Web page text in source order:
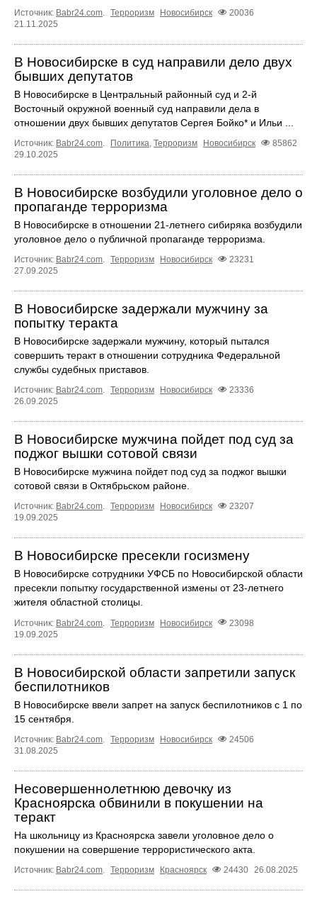
Источник: Babr24.com. Терроризм Новосибирск
20036
21.11.2025
В Новосибирске в суд направили дело двух
бывших депутатов
В Новосибирске в Центральный районный суд и 2-й
Восточный окружной военный суд направили дела в
отношении двух бывших депутатов Сергея Бойко* и Ильи ...
Источник: Babr24.com. Политика, Терроризм Новосибирск
85862
29.10.2025
В Новосибирске возбудили уголовное дело о
пропаганде терроризма
В Новосибирске в отношении 21-летнего сибиряка возбудили
уголовное дело о публичной пропаганде терроризма.
Источник: Babr24.com. Терроризм Новосибирск
23231
27.09.2025
В Новосибирске задержали мужчину за
попытку теракта
В Новосибирске задержали мужчину, который пытался
совершить теракт в отношении сотрудника Федеральной
службы судебных приставов.
Источник: Babr24.com. Терроризм Новосибирск
23336
26.09.2025
В Новосибирске мужчина пойдет под суд за
поджог вышки сотовой связи
В Новосибирске мужчина пойдет под суд за поджог вышки
сотовой связи в Октябрьском районе.
Источник: Babr24.com. Терроризм Новосибирск
23207
19.09.2025
В Новосибирске пресекли госизмену
В Новосибирске сотрудники УФСБ по Новосибирской области
пресекли попытку государственной измены от 23-летнего
жителя областной столицы.
Источник: Babr24.com Терроризм Новосибирск
23098
19.09.2025
В Новосибирской области запретили запуск
беспилотников
В Новосибирске ввели запрет на запуск беспилотников с 1 по
15 сентября.
Источник: Babr24.com Терроризм Новосибирск
24506
31.08.2025
Несовершеннолетнюю девочку из
Красноярска обвинили в покушении на
теракт
На школьницу из Красноярска завели уголовное дело о
покушении на совершение террористического акта.
Источник: Babr24.com Терроризм Красноярск 24430 26.08.2025